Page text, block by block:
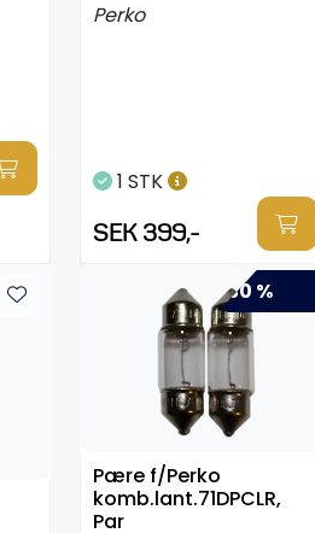
Perko
1 STK
SEK 399,-
-30 %
Pære f/Perko
komb.lant.71DPCLR,
Par